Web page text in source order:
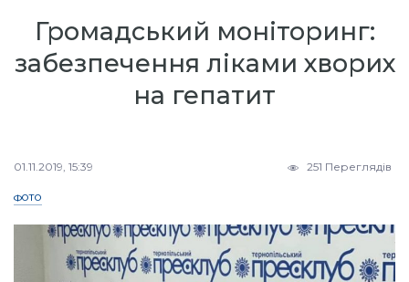
Громадський моніторинг:
забезпечення ліками хворих
на гепатит
01.11.2019, 15:39 251 Переглядів
ФОТО